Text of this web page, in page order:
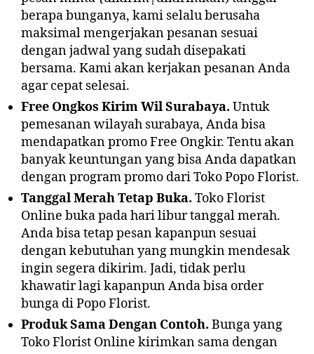
berapa bunganya, kami selalu berusaha
maksimal mengerjakan pesanan sesuai
dengan jadwal yang sudah disepakati
bersama. Kami akan kerjakan pesanan Anda
agar cepat selesai.
Free Ongkos Kirim Wil Surabaya. Untuk
pemesanan wilayah surabaya, Anda bisa
mendapatkan promo Free Ongkir. Tentu akan
banyak keuntungan yang bisa Anda dapatkan
dengan program promo dari Toko Popo Florist.
Tanggal Merah Tetap Buka. Toko Florist
Online buka pada hari libur tanggal merah.
Anda bisa tetap pesan kapanpun sesuai
dengan kebutuhan yang mungkin mendesak
ingin segera dikirim. Jadi, tidak perlu
khawatir lagi kapanpun Anda bisa order
bunga di Popo Florist.
Produk Sama Dengan Contoh. Bunga yang
Toko Florist Online kirimkan sama dengan